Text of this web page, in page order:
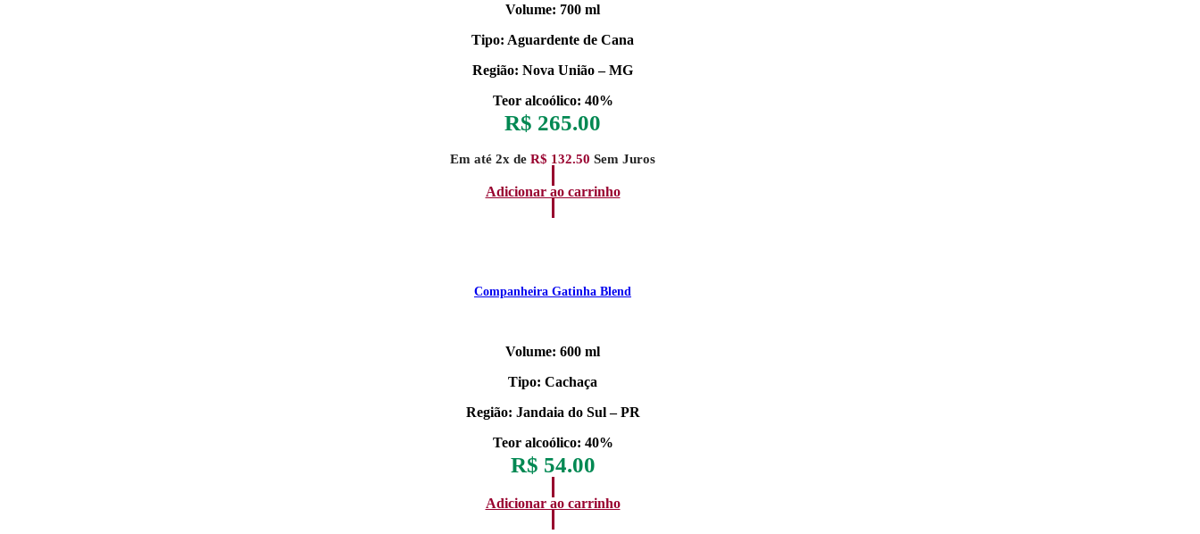
Volume: 700 ml
Tipo: Aguardente de Cana
Região: Nova União – MG
Teor alcoólico: 40%
R$ 265.00
Em até 2x de R$ 132.50 Sem Juros
Adicionar ao carrinho
Companheira Gatinha Blend
Volume: 600 ml
Tipo: Cachaça
Região: Jandaia do Sul – PR
Teor alcoólico: 40%
R$ 54.00
Adicionar ao carrinho